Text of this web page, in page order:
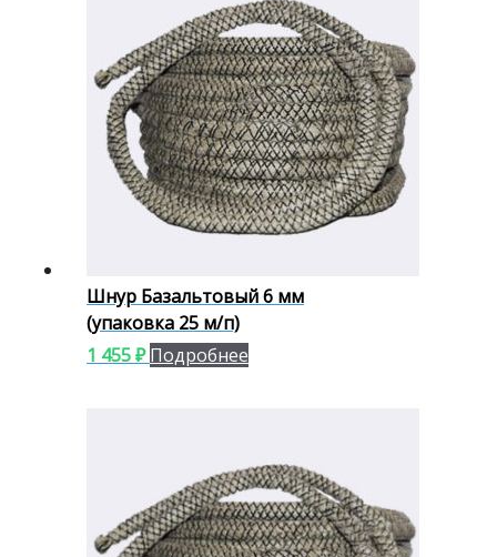
Шнур Базальтовый 6 мм
(упаковка 25 м/п)
1 455₽ Подробнее